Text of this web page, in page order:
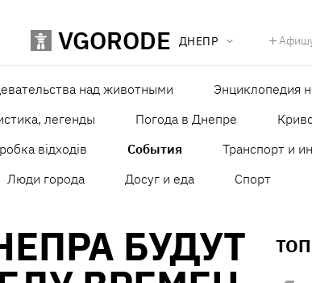
VGORODE ДНЕПР
над животными
Энциклопедия
легенды
Погода в Днепре
відходів
События
Транспорт и
Люди города Досуг и еда Спорт
БУДУТ